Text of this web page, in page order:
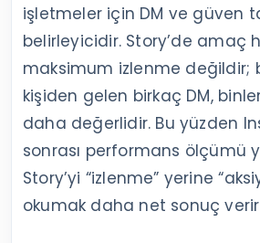
işletmeler için DM ve güven
belirleyicidir. Story’de amaç
maksimum izlenme değildir;
kişiden gelen birkaç DM,
daha değerlidir. Bu yüzden
sonrası performans ölçümü
Story’yi “izlenme” yerine
okumak daha net sonuç